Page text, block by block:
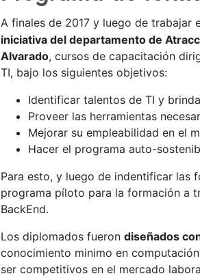
A finales de 2017 y luego de trabajar
iniciativa del departamento de
Alvarado, cursos de capacitación
TI, bajo los siguientes objetivos:
Identificar talentos de TI y
Proveer las herramientas
Mejorar su empleabilidad en el
Hacer el programa auto-
Para esto, y luego de indentificar las
programa píloto para la formación a
BackEnd.
Los diplomados fueron diseñados
conocimiento minimo en
ser competitivos en el mercado